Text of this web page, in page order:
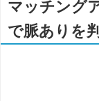
マッチング
で脈ありを